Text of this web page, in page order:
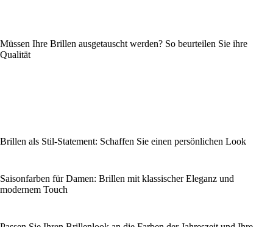
Müssen Ihre Brillen ausgetauscht werden? So beurteilen Sie ihre
Qualität
Brillen als Stil-Statement: Schaffen Sie einen persönlichen Look
Saisonfarben für Damen: Brillen mit klassischer Eleganz und
modernem Touch